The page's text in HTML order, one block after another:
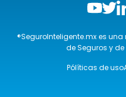
®SeguroInteligente.mx es
de Seguros y de
Pólíticas de uso